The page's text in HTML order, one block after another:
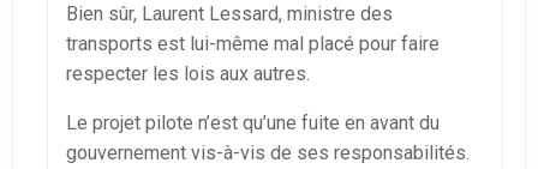
Bien sûr, Laurent Lessard, ministre des
transports est lui-même mal placé pour faire
respecter les lois aux autres.
Le projet pilote n’est qu’une fuite en avant du
gouvernement vis-à-vis de ses responsabilités.